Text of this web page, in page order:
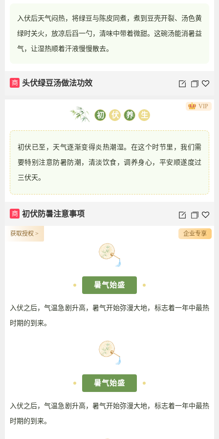
入伏后天气闷热，将绿豆与陈皮同煮，煮到豆壳开裂、汤色黄
绿时关火，放凉后舀一勺，清味中带着微甜。这碗汤能消暑益
气，让湿热顺着汗液慢慢散去。
商 头伏绿豆汤做法功效
初 伏 养 生
初伏已至，天气逐渐变得炎热潮湿。在这个时节里，我们需
要特别注意防暑防潮，清淡饮食，调养身心，平安顺遂度过
三伏天。
商 初伏防暑注意事项
VIP
暑气始盛
入伏之后，气温急剧升高，暑气开始弥漫大地，标志着一年中最热
时期的到来。
暑气始盛
入伏之后，气温急剧升高，暑气开始弥漫大地，标志着一年中最热
时期的到来。
获取授权 > 企业专享